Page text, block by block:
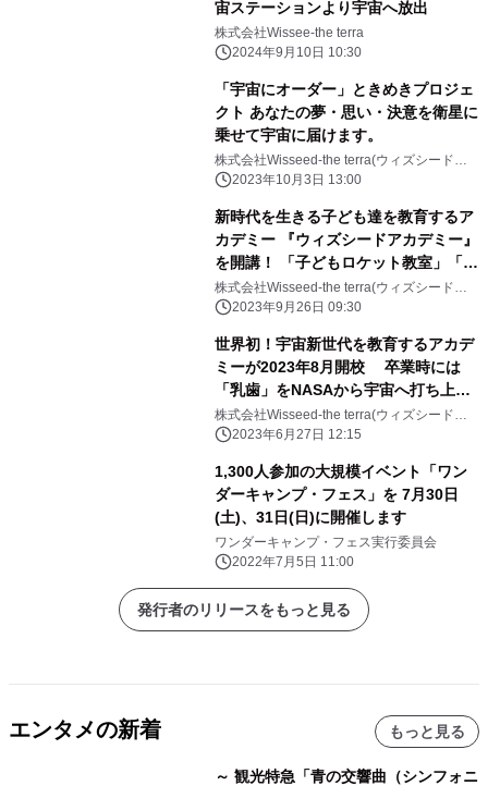
宙ステーションより宇宙へ放出
株式会社Wissee-the terra
2024年9月10日 10:30
「宇宙にオーダー」ときめきプロジェ
クト あなたの夢・思い・決意を衛星に
乗せて宇宙に届けます。
株式会社Wisseed-the terra(ウィズシード・
ザ・テラ)
2023年10月3日 13:00
新時代を生きる子ども達を教育するア
カデミー 『ウィズシードアカデミー』
を開講！ 「子どもロケット教室」「AI
絵本制作」の導入も決定
株式会社Wisseed-the terra(ウィズシード・
ザ・テラ)
2023年9月26日 09:30
世界初！宇宙新世代を教育するアカデ
ミーが2023年8月開校 卒業時には
「乳歯」をNASAから宇宙へ打ち上げ
予定
株式会社Wisseed-the terra(ウィズシード・
ザ・テラ)
2023年6月27日 12:15
1,300人参加の大規模イベント「ワン
ダーキャンプ・フェス」を 7月30日
(土)、31日(日)に開催します
ワンダーキャンプ・フェス実行委員会
2022年7月5日 11:00
発行者のリリースをもっと見る
エンタメの新着 もっと見る
～ 観光特急「青の交響曲（シンフォニ